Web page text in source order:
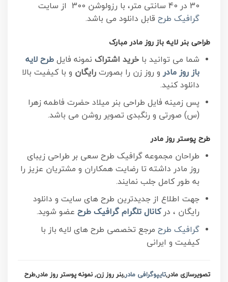
30 در 40 سانتی متر، با رزولوشن 300 از سایت
گرافیک طرحقابل دانلود می باشد.
طراحی بنر لایه باز روز مادر مبارک
شما می توانید با خرید اشتراکنمونه فایل طرح لایه
باز روز مادر و روز زن را بصورت رایگان و با کیفیت بالا
دانلود کنید.
پس زمینه فایل طراحی بنر میلاد حضرت فاطمه زهرا
(س) صورتی و رنگبدی تصویر روشن می باشد.
طرح پوستر روز مادر
طراحان مجموعه گرافیک طرح سعی بر طراحی زیبای
روز مادر داشته تا رضایت همکاران و مشتریان عزیز را
به طور کامل جلب نمایند.
جهت اطلاع از جدیدترین طرح های سایت و دانلود
رایگان ، درکانال تلگرام گرافیک طرحعضو شوید.
گرافیک طرحمرجع تخصصی طرح های لایه باز با
کیفیت و ایرانی
تصویرسازی مادر,تایپوگرافی مادر,بنر روز زن, نمونه پوستر روز مادر,طرح